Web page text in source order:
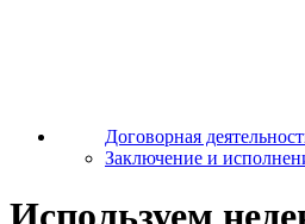
Договорная
Заключение и